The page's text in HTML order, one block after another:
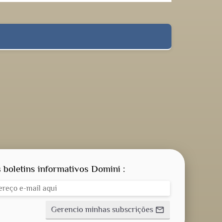
boletins informativos Domini :
Gerencio minhas subscrições mail_outline